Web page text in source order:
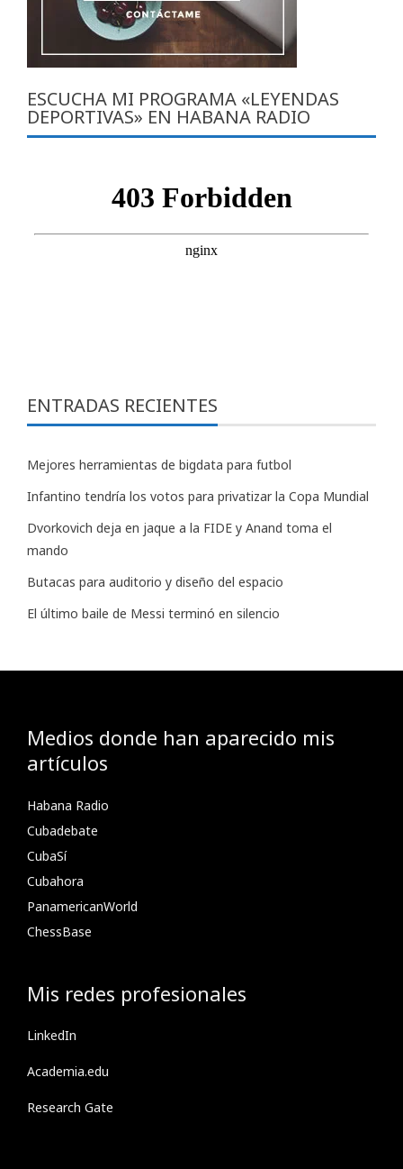
ESCUCHA MI PROGRAMA «LEYENDAS
DEPORTIVAS» EN HABANA RADIO
ENTRADAS RECIENTES
Mejores herramientas de bigdata para futbol
Infantino tendría los votos para privatizar la Copa Mundial
Dvorkovich deja en jaque a la FIDE y Anand toma el
mando
Butacas para auditorio y diseño del espacio
El último baile de Messi terminó en silencio
Medios donde han aparecido mis
artículos
Habana Radio
Cubadebate
CubaSí
Cubahora
PanamericanWorld
ChessBase
Mis redes profesionales
LinkedIn
Academia.edu
Research Gate